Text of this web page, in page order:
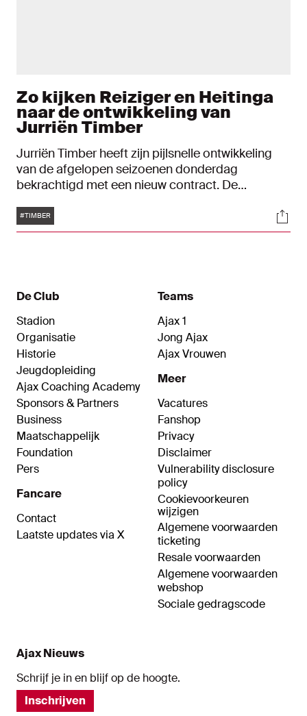
Zo kijken Reiziger en Heitinga
naar de ontwikkeling van
Jurriën Timber
Jurriën Timber heeft zijn pijlsnelle ontwikkeling
van de afgelopen seizoenen donderdag
bekrachtigd met een nieuw contract. De
Ajax-trainers Michael Reiziger en John Heitinga
werkten in de afgelopen jaren nauw met hem
Tags
#TIMBER
De Club
Stadion
Organisatie
Historie
Jeugdopleiding
Ajax Coaching Academy
Sponsors & Partners
Business
Maatschappelijk
Foundation
Pers
Fancare
Contact
Laatste updates via X
Teams
Ajax 1
Jong Ajax
Ajax Vrouwen
Meer
Vacatures
Fanshop
Privacy
Disclaimer
Vulnerability disclosure
policy
Cookievoorkeuren
wijzigen
Algemene voorwaarden
ticketing
Resale voorwaarden
Algemene voorwaarden
webshop
Sociale gedragscode
Ajax Nieuws
Schrijf je in en blijf op de hoogte.
Inschrijven